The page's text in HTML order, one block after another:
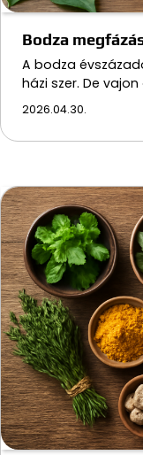
Bodza
A bodza
házi szer. De
2026.04.30.